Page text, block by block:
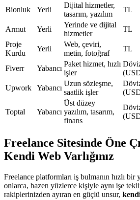
Bionluk Yerli
Dijital hizmetler,
tasarım, yazılım
TL
Armut
Yerli
Yerinde ve dijital
hizmetler
TL
Proje
Kurdu
Yerli
Web, çeviri,
metin, fotoğraf
TL
Fiverr
Yabancı
Paket hizmet, hızlı
işler
Upwork
Yabancı
Uzun sözleşme,
saatlik işler
Toptal Yabancı
Üst düzey
yazılım, tasarım,
finans
Freelance Sitesinde Öne
Kendi Web Varlığınız
Freelance platformları iş bulmanın hızlı
onlarca, bazen yüzlerce kişiyle aynı işe
rakiplerinizden ayıran en güçlü unsur,